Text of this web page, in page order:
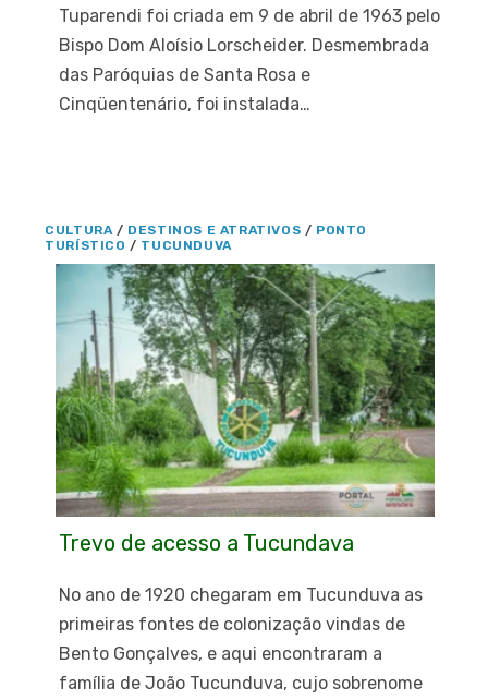
Tuparendi foi criada em 9 de abril de 1963 pelo
Bispo Dom Aloísio Lorscheider. Desmembrada
das Paróquias de Santa Rosa e
Cinqüentenário, foi instalada…
CULTURA/ DESTINOS E ATRATIVOS / PONTO
TURÍSTICO / TUCUNDUVA
Trevo de acesso a Tucundava
No ano de 1920 chegaram em Tucunduva as
primeiras fontes de colonização vindas de
Bento Gonçalves, e aqui encontraram a
família de João Tucunduva, cujo sobrenome